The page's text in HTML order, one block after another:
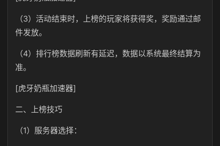
（3）活动结束时，上榜的玩家将获得奖，奖励通过邮
件发放。
（4）排行榜数据刷新有延迟，数据以系统最终结算为
准。
[虎牙奶瓶加速器]
二、上榜技巧
（1）服务器选择：